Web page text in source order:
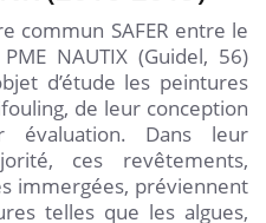
commun SAFER entre le
NAUTIX (Guidel, 56)
d’étude les peintures
de leur conception
évaluation. Dans leur
ces revêtements,
immergées, préviennent
telles que les algues,